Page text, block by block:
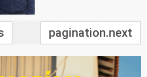
pagination.next